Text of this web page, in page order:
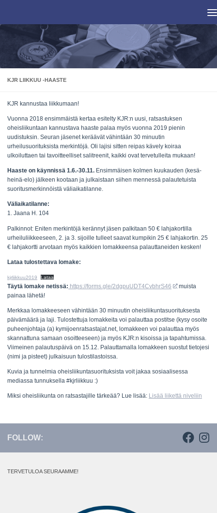
KJR LIIKKUU -HAASTE
KJR kannustaa liikkumaan!
Vuonna 2018 ensimmäistä kertaa esitelty KJR:n uusi, ratsastuksen
oheisliikuntaan kannustava haaste palaa myös vuonna 2019 pienin
uudistuksin. Seuran jäsenet keräävät vähintään 30 minuutin
urheilusuorituksista merkintöjä. Oli lajisi sitten reipas kävely koiraa
ulkoiluttaen tai tavoitteelliset salitreenit, kaikki ovat tervetulleita mukaan!
Haaste on käynnissä 1.6.-30.11. Ensimmäisen kolmen kuukauden (kesä-
heinä-elo) jälkeen kootaan ja julkaistaan siihen mennessä palautetuista
suoritusmerkinnöistä väliaikatilanne.
Väliaikatilanne:
1. Jaana H. 104
Palkinnot: Eniten merkintöjä kerännyt jäsen palkitaan 50 € lahjakortilla
urheiluliikkeeseen, 2. ja 3. sijoille tulleet saavat kumpikin 25 € lahjakortin. 25
€ lahjakortti arvotaan myös kaikkien lomakkeensa palauttaneiden kesken!
Lataa tulostettava lomake:
kjrliikkuu2019 Lataa
Täytä lomake netissä: https://forms.gle/2dgpuUDT4CvbhrS46
muista
painaa lähetä!
Merkkaa lomakkeeseen vähintään 30 minuutin oheisliikuntasuorituksesta
päivämäärä ja laji. Tulostettuja lomakkeita voi palauttaa postitse (kysy osoite
puheenjohtaja (a) kymijoenratsastajat.net, lomakkeen voi palauttaa myös
skannattuna samaan osoitteeseen) ja myös KJR:n kisoissa ja tapahtumissa.
Viimeinen palautuspäivä on 15.12. Palauttamalla lomakkeen suostut tietojesi
(nimi ja pisteet) julkaisuun tulostilastoissa.
Kuvia ja tunnelmia oheisliikuntasuorituksista voit jakaa sosiaalisessa
mediassa tunnuksella #kjrliikkuu :)
Miksi oheisliikunta on ratsastajille tärkeää? Lue lisää: Lisää liikettä niveliin
FOLLOW:
TERVETULOA SEURAAMME!